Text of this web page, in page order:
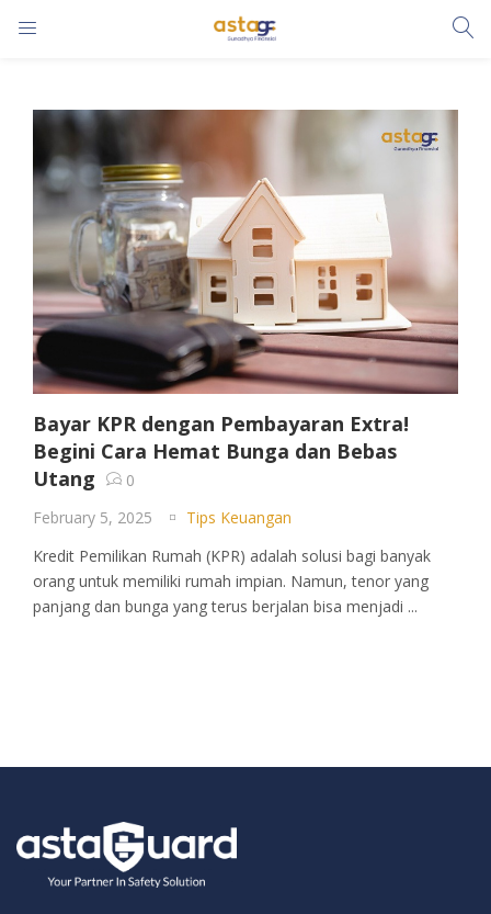
Enter your username and password to login.
Remember me Lost password?
Bayar KPR dengan Pembayaran Extra!
Begini Cara Hemat Bunga dan Bebas
Utang
0
February 5, 2025
Tips Keuangan
Kredit Pemilikan Rumah (KPR) adalah solusi bagi banyak
orang untuk memiliki rumah impian. Namun, tenor yang
panjang dan bunga yang terus berjalan bisa menjadi ...